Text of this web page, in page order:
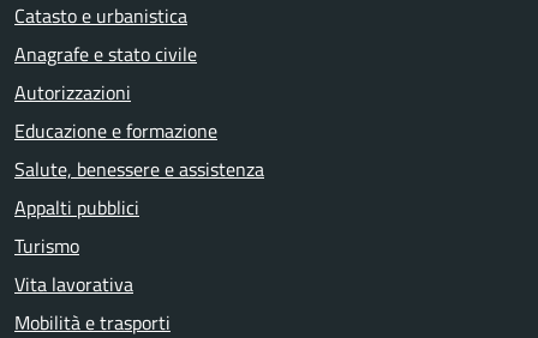
Catasto e urbanistica
Anagrafe e stato civile
Autorizzazioni
Educazione e formazione
Salute, benessere e assistenza
Appalti pubblici
Turismo
Vita lavorativa
Mobilità e trasporti